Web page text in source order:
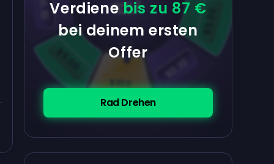
Verdiene bis zu 87 €
bei deinem ersten
Offer
Rad Drehen
$100
$5.00
$0.10 $5.00